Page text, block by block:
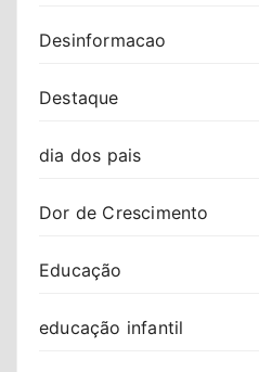
Desinformacao
Destaque
dia dos pais
Dor de Crescimento
Educação
educação infantil